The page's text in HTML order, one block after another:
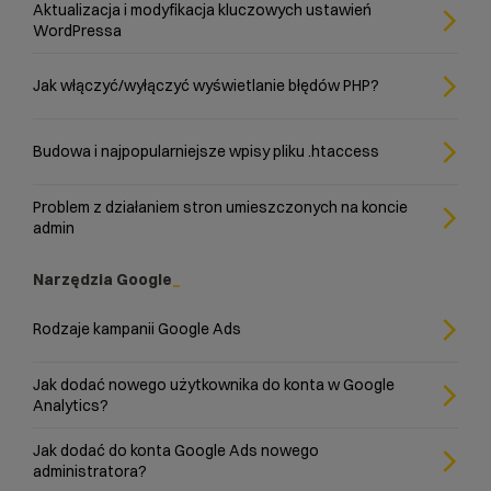
Aktualizacja i modyfikacja kluczowych ustawień
WordPressa
Jak włączyć/wyłączyć wyświetlanie błędów PHP?
Budowa i najpopularniejsze wpisy pliku .htaccess
Problem z działaniem stron umieszczonych na koncie
admin
Narzędzia Google
Rodzaje kampanii Google Ads
Jak dodać nowego użytkownika do konta w Google
Analytics?
Jak dodać do konta Google Ads nowego
administratora?